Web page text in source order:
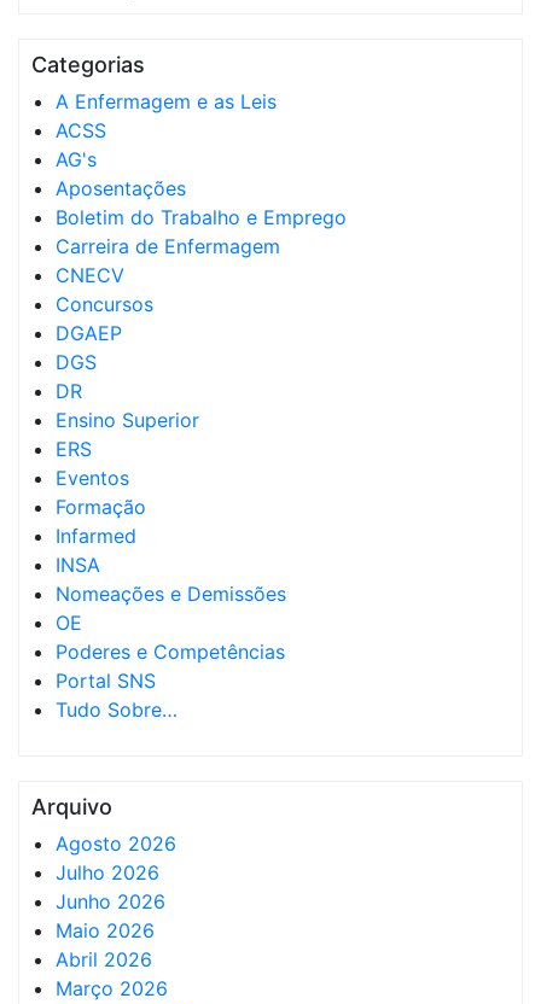
Categorias
A Enfermagem e as Leis
ACSS
AG's
Aposentações
Boletim do Trabalho e Emprego
Carreira de Enfermagem
CNECV
Concursos
DGAEP
DGS
DR
Ensino Superior
ERS
Eventos
Formação
Infarmed
INSA
Nomeações e Demissões
OE
Poderes e Competências
Portal SNS
Tudo Sobre…
Arquivo
Agosto 2026
Julho 2026
Junho 2026
Maio 2026
Abril 2026
Março 2026